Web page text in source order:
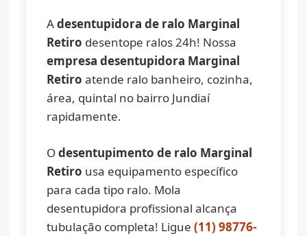
Adesentupidora de ralo Marginal
Retiro desentope ralos 24h! Nossa
empresa desentupidora Marginal
Retiro atende ralo banheiro, cozinha,
área, quintal no bairro Jundiaí
rapidamente.
Odesentupimento de ralo Marginal
Retiro usa equipamento específico
para cada tipo ralo. Mola
desentupidora profissional alcança
tubulação completa! Ligue(11) 98776-